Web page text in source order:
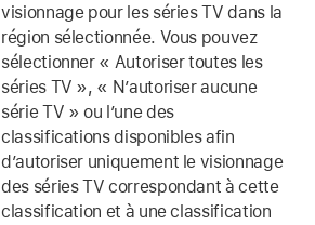
visionnage pour les séries TV dans la
région sélectionnée. Vous pouvez
sélectionner « Autoriser toutes les
séries TV », « N’autoriser aucune
série TV » ou l’une des
classifications disponibles afin
d’autoriser uniquement le visionnage
des séries TV correspondant à cette
classification et à une classification